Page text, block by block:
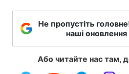
Не пропустіть
наші
Або читайте нас там,